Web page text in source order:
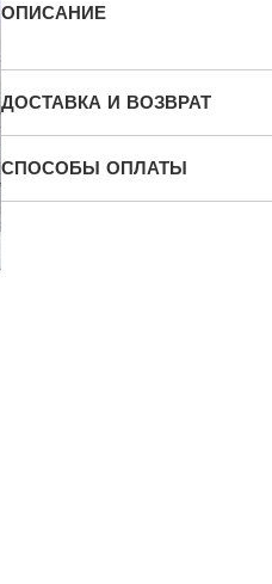
ОПИСАНИЕ
ДОСТАВКА И ВОЗВРАТ
СПОСОБЫ ОПЛАТЫ